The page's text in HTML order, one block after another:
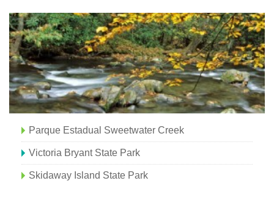
Parque Estadual Sweetwater Creek
Victoria Bryant State Park
Skidaway Island State Park